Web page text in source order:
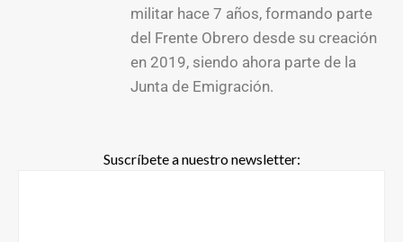
militar hace 7 años, formando parte
del Frente Obrero desde su creación
en 2019, siendo ahora parte de la
Junta de Emigración.
Suscríbete a nuestro newsletter: